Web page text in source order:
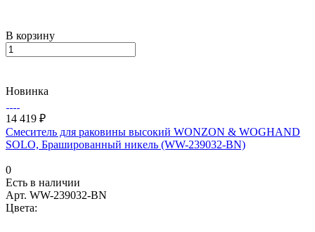
В корзину
Новинка
14 419 ₽
Смеситель для раковины высокий WONZON & WOGHAND
SOLO, Брашированный никель (WW-239032-BN)
0
Есть в наличии
Арт. WW-239032-BN
Цвета: